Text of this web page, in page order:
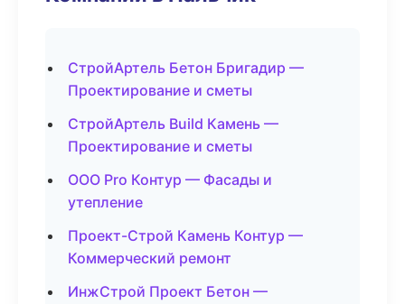
СтройАртель Бетон Бригадир —
Проектирование и сметы
СтройАртель Build Камень —
Проектирование и сметы
ООО Pro Контур — Фасады и
утепление
Проект-Строй Камень Контур —
Коммерческий ремонт
ИнжСтрой Проект Бетон —